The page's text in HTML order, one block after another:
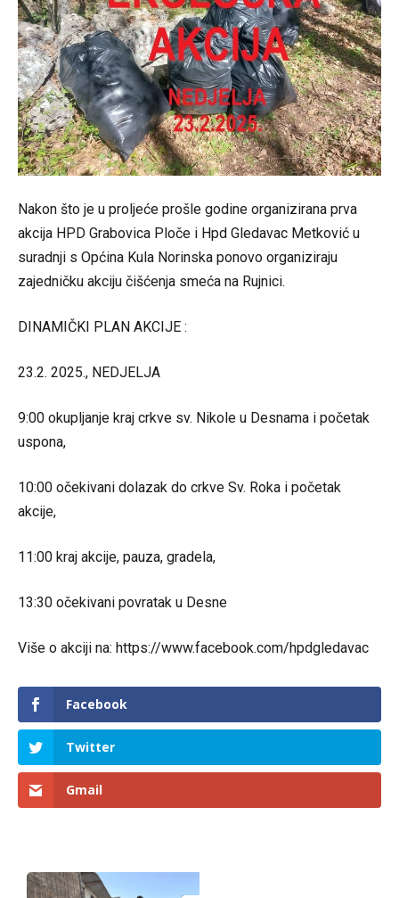
Nakon što je u proljeće prošle godine organizirana prva
akcija HPD Grabovica Ploče i Hpd Gledavac Metković u
suradnji s Općina Kula Norinska ponovo organiziraju
zajedničku akciju čišćenja smeća na Rujnici.
DINAMIČKI PLAN AKCIJE :
23.2. 2025., NEDJELJA
9:00 okupljanje kraj crkve sv. Nikole u Desnama i početak
uspona,
10:00 očekivani dolazak do crkve Sv. Roka i početak
akcije,
11:00 kraj akcije, pauza, gradela,
13:30 očekivani povratak u Desne
Više o akciji na: https://www.facebook.com/hpdgledavac
Facebook
Twitter
Gmail